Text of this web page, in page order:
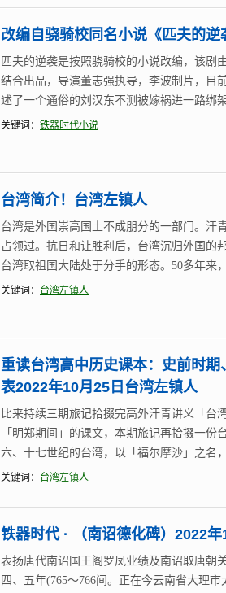
改编自骁骑校同名小说《匹夫的
匹夫的逆袭是按照骁骑校的小说改编，该剧
结合出品，导演董志强执导，李波制片，目
述了一个通俗的刘汉东不测被嫁祸进一路绑
关键词： 铁器时代小说
台湾简介！台湾左镇人
台湾是外国崇高国土不成朋分的一部门。汗
占领过。抗日和让胜利后，台湾沉归外国的
台湾取祖国大陆处于分手的形态。50多年来
关键词： 台湾左镇人
重读台湾高中历史课本：史前时
表2022年10月25日台湾左镇人
比来持续三期旅记拾掇完高外汗青讲义「台
「明郑期间」的课文，本期旅记再拾掇一
六、十七世纪的台湾，以「福尔摩沙」之名
关键词： 台湾左镇人
铁器时代 · （南诏德化碑）2022年
表扬唐代南诏国王阁罗凤业绩及南诏取唐朝
四、五年(765～766间。正在今云南省大理